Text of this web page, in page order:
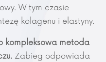
W tym czasie
kolagenu i elastyny.
kompleksowa metoda
Zabieg odpowiada